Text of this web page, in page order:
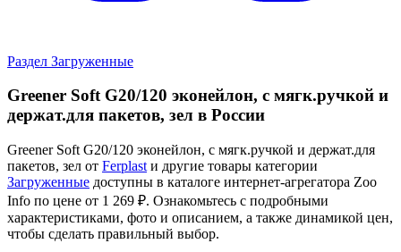
Раздел Загруженные
Greener Soft G20/120 эконейлон, с мягк.ручкой и
держат.для пакетов, зел в России
Greener Soft G20/120 эконейлон, с мягк.ручкой и держат.для
пакетов, зел от Ferplast и другие товары категории
Загруженные доступны в каталоге интернет-агрегатора Zoo
Info по цене от 1 269 ₽. Ознакомьтесь с подробными
характеристиками, фото и описанием, а также динамикой цен,
чтобы сделать правильный выбор.